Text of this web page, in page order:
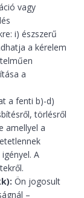
vagy
i) észszerű
a kérelem
a
a fenti b)-d)
törlésről
amellyel a
A
Ön jogosult
–